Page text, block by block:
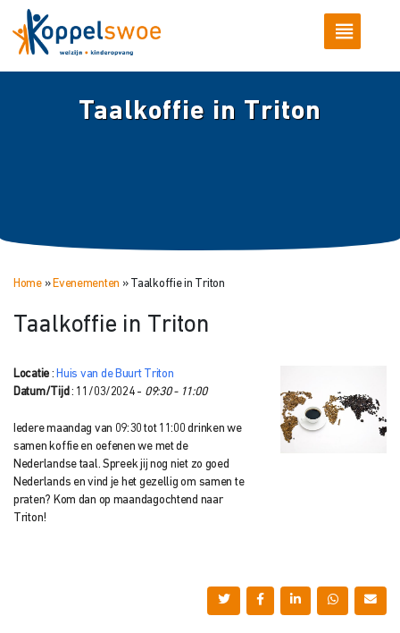
Taalkoffie in Triton
Home» Evenementen » Taalkoffie in Triton
Taalkoffie in Triton
Locatie : Huis van de Buurt Triton
Datum/Tijd : 11/03/2024 - 09:30 - 11:00
Iedere maandag van 09:30 tot 11:00 drinken we
samen koffie en oefenen we met de
Nederlandse taal. Spreek jij nog niet zo goed
Nederlands en vind je het gezellig om samen te
praten? Kom dan op maandagochtend naar
Triton!